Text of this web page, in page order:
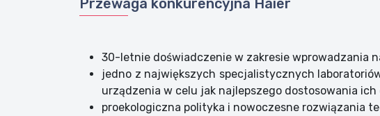
Przewaga konkurencyjna Haier
30-letnie doświadczenie w zakresie wprowadzania
jedno z największych specjalistycznych
urządzenia w celu jak najlepszego dostosowania
proekologiczna polityka i nowoczesne rozwiązania